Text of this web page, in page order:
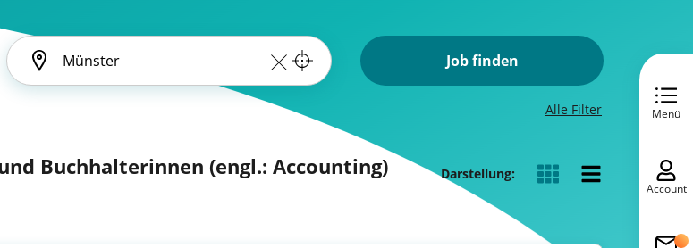
Job finden
Alle Filter
Buchhalterinnen (engl.: Accounting) Darstellung:
Menü
Account